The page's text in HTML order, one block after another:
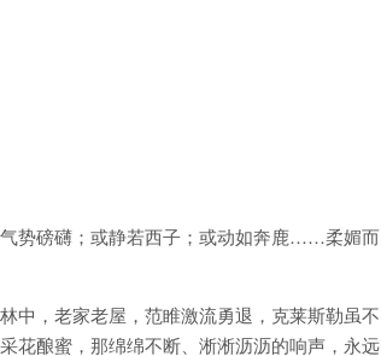
势磅礴；或静若西子；或动如奔鹿……柔媚而
，老家老屋，范睢激流勇退，克莱斯勒虽不
花酿蜜，那绵绵不断、淅淅沥沥的响声，永远